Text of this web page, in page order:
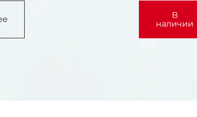
В
наличии